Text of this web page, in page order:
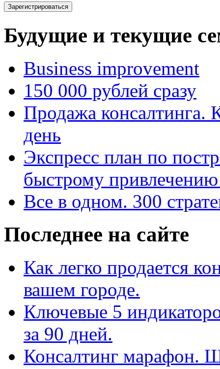
Будущие и текущие
Business improvement
150 000 рублей сразу
Продажа консалтинга.
день
Экспресс план по
быстрому
Все в одном. 300
Последнее на сайте
Как легко продается
вашем городе.
Ключевые 5
за 90 дней.
Консалтинг марафон.